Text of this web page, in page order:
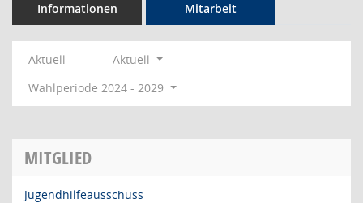
Informationen Mitarbeit
Aktuell
Aktuell
Wahlperiode 2024 - 2029
MITGLIED
Jugendhilfeausschuss